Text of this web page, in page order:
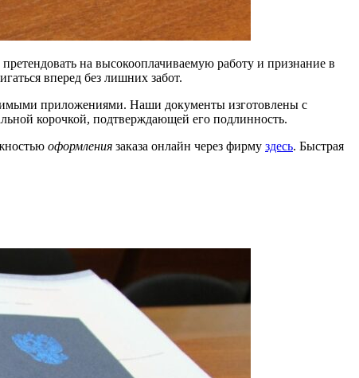
на высокооплачиваемую работу и признание в
вперед без лишних забот.
приложениями. Наши документы изготовлены с
корочкой, подтверждающей его подлинность.
оформления заказа онлайн через фирму здесь. Быстрая